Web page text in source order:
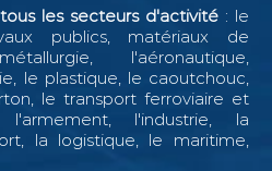
les secteurs d'activité: le
publics, matériaux de
l'aéronautique,
le plastique, le caoutchouc,
le transport ferroviaire et
l'industrie, la
la logistique, le maritime,